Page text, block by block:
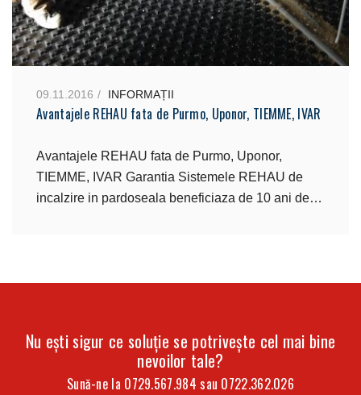
09.11.2016 INFORMAȚII
Avantajele REHAU fata de Purmo, Uponor, TIEMME, IVAR
Avantajele REHAU fata de Purmo, Uponor,
TIEMME, IVAR Garantia Sistemele REHAU de
incalzire in pardoseala beneficiaza de 10 ani de
Nu ești sigur ce soluție se potrivește cel mai bine
nevoilor tale?
Sună-ne la 0729.567.984 sau 0722.362.026